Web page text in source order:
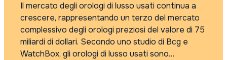
Il mercato degli orologi di lusso usati continua a
crescere, rappresentando un terzo del mercato
complessivo degli orologi preziosi del valore di 75
miliardi di dollari. Secondo uno studio di Bcg e
WatchBox, gli orologi di lusso usati sono